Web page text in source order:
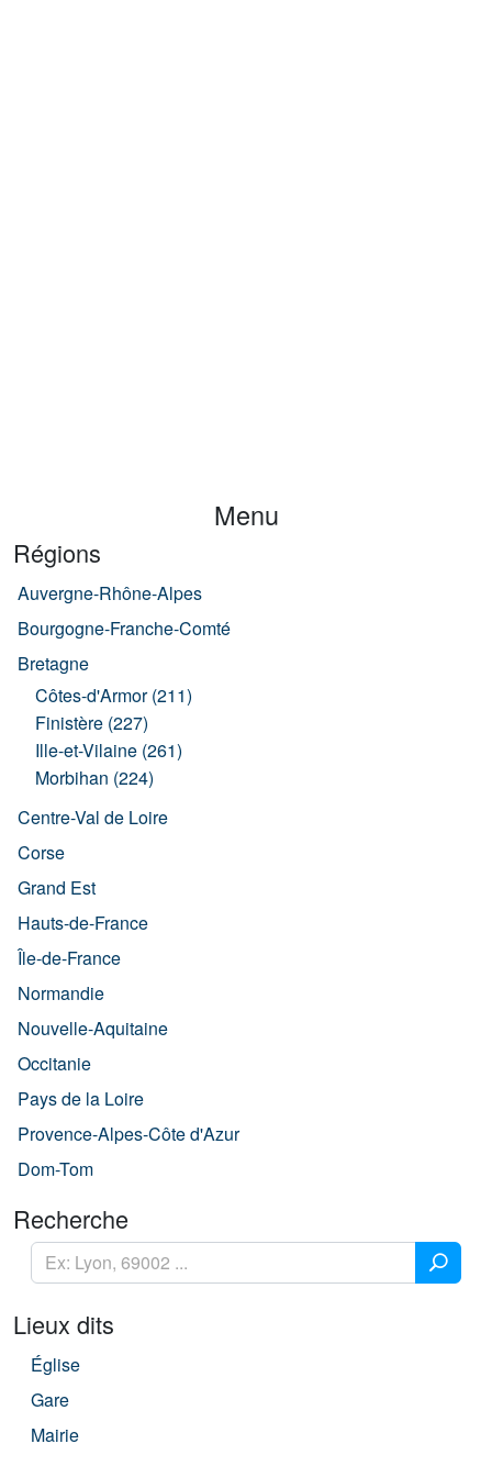
Menu
Régions
Auvergne-Rhône-Alpes
Bourgogne-Franche-Comté
Bretagne
Côtes-d'Armor (211)
Finistère (227)
Ille-et-Vilaine (261)
Morbihan (224)
Centre-Val de Loire
Corse
Grand Est
Hauts-de-France
Île-de-France
Normandie
Nouvelle-Aquitaine
Occitanie
Pays de la Loire
Provence-Alpes-Côte d'Azur
Dom-Tom
Recherche
Lieux dits
Église
Gare
Mairie